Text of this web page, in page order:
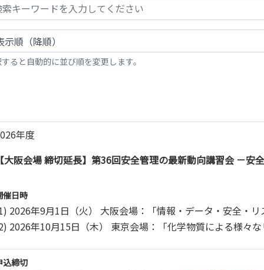
ると自動的に並び順を変更します。
年度
【大阪会場 締切延長】第36回安全管理の最新動向講習会 －
催日時
2026年9月1日（火） 大阪会場：「情報・データ・安全・リ
2026年10月15日（木） 東京会場：「化学物質による様々
込締切